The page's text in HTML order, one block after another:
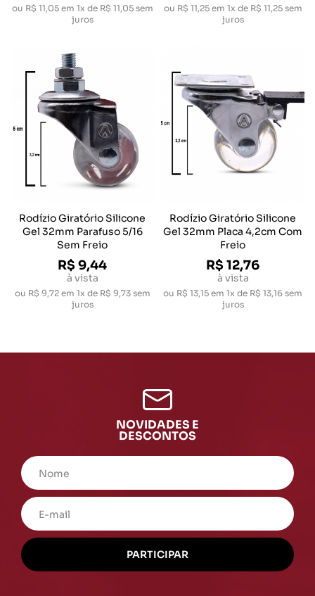
ou R$ 11,05em 1x de R$ 11,05 sem
juros
ou R$ 11,25em 1x de R$ 11,25 sem
juros
Rodízio Giratório Silicone
Gel 32mm Parafuso 5/16
Sem Freio
R$ 9,44
à vista
ou R$ 9,72em 1x de R$ 9,73 sem
juros
Rodízio Giratório Silicone
Gel 32mm Placa 4,2cm Com
Freio
R$ 12,76
à vista
ou R$ 13,15 em 1x de R$ 13,16 sem
juros
NOVIDADES E
DESCONTOS